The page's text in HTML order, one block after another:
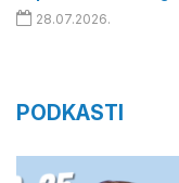
28.07.2026.
PODKASTI